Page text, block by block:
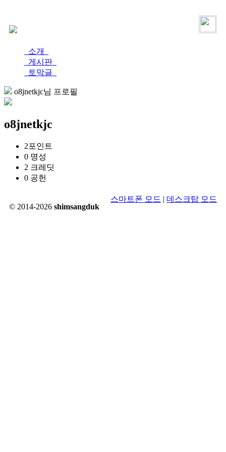
소개
게시판
토막글
o8jnetkjc님 프로필
o8jnetkjc
2포인트
0 명성
2 크레딧
0 공헌
© 2014-2026 shimsangduk
스마트폰 모드 | 데스크탑 모드